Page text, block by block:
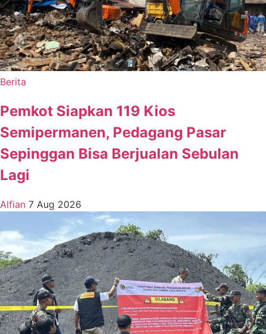
Berita
Pemkot Siapkan 119 Kios
Semipermanen, Pedagang Pasar
Sepinggan Bisa Berjualan Sebulan
Lagi
Alfian 7 Aug 2026